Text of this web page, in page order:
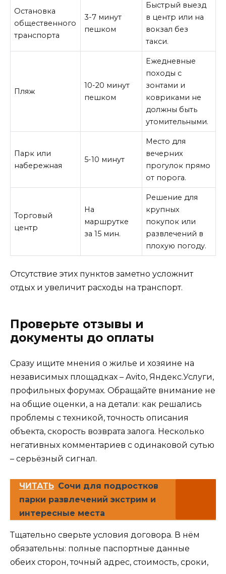
Остановка
общественного
транспорта
3-7 минут
пешком
Быстрый выезд
в центр или на
вокзал без
такси.
Пляж
10-20 минут
пешком
Ежедневные
походы с
зонтами и
ковриками не
должны быть
утомительными.
Парк или
набережная
5-10 минут
Место для
вечерних
прогулок прямо
от порога.
Торговый
центр
На
маршрутке
за 15 мин.
Решение для
крупных
покупок или
развлечений в
плохую погоду.
Отсутствие этих пунктов заметно усложнит
отдых и увеличит расходы на транспорт.
Проверьте отзывы и
документы до оплаты
Сразу ищите мнения о жилье и хозяине на
независимых площадках – Avito, Яндекс.Услуги,
профильных форумах. Обращайте внимание не
на общие оценки, а на детали: как решались
проблемы с техникой, точность описания
объекта, скорость возврата залога. Несколько
негативных комментариев с одинаковой сутью
– серьёзный сигнал.
ЧИТАТЬ Сочи для подростков
парки развлечений экстрим и
интересные места
Тщательно сверьте условия договора. В нём
обязательны: полные паспортные данные
обеих сторон, точный адрес, стоимость, сроки,